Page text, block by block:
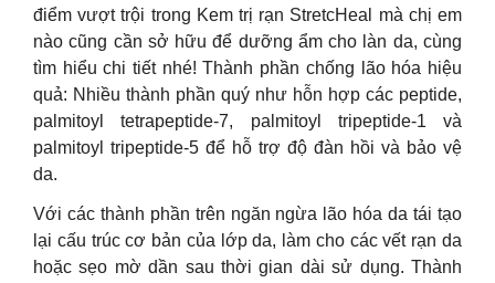
điểm vượt trội trong Kem trị rạn StretcHeal mà chị em
nào cũng cần sở hữu để dưỡng ẩm cho làn da, cùng
tìm hiểu chi tiết nhé! Thành phần chống lão hóa hiệu
quả: Nhiều thành phần quý như hỗn hợp các peptide,
palmitoyl tetrapeptide-7, palmitoyl tripeptide-1 và
palmitoyl tripeptide-5 để hỗ trợ độ đàn hồi và bảo vệ
da.
Với các thành phần trên ngăn ngừa lão hóa da tái tạo
lại cấu trúc cơ bản của lớp da, làm cho các vết rạn da
hoặc sẹo mờ dần sau thời gian dài sử dụng. Thành